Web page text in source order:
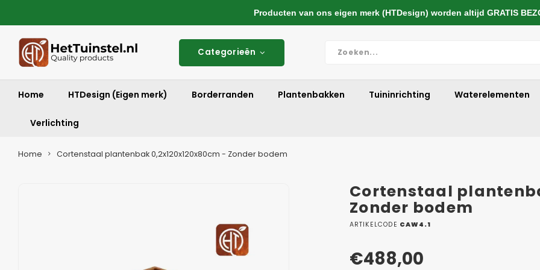
Categorieën
Home HTDesign (Eigen merk) Borderranden Plantenbakken Tuininrichting Waterelementen
Verlichting
Home Cortenstaal plantenbak 0,2x120x120x80cm - Zonder bodem
Cortenstaal
Zonder bodem
ARTIKELCODE CAW4.1
€488,00
Producten van ons eigen merk (HTDesign) worden altijd GRATIS